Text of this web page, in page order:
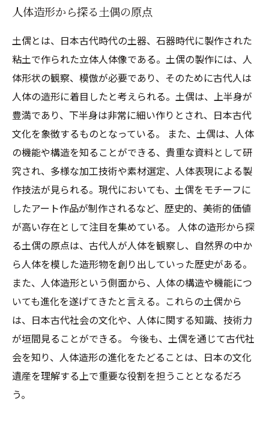
人体造形から探る土偶の原点
土偶とは、日本古代時代の土器、石器時代に製作された
粘土で作られた立体人体像である。土偶の製作には、人
体形状の観察、模倣が必要であり、そのために古代人は
人体の造形に着目したと考えられる。土偶は、上半身が
豊満であり、下半身は非常に細い作りとされ、日本古代
文化を象徴するものとなっている。 また、土偶は、人体
の機能や構造を知ることができる、貴重な資料として研
究され、多様な加工技術や素材選定、人体表現による製
作技法が見られる。現代においても、土偶をモチーフに
したアート作品が制作されるなど、歴史的、美術的価値
が高い存在として注目を集めている。 人体の造形から探
る土偶の原点は、古代人が人体を観察し、自然界の中か
ら人体を模した造形物を創り出していった歴史がある。
また、人体造形という側面から、人体の構造や機能につ
いても進化を遂げてきたと言える。これらの土偶から
は、日本古代社会の文化や、人体に関する知識、技術力
が垣間見ることができる。 今後も、土偶を通じて古代社
会を知り、人体造形の進化をたどることは、日本の文化
遺産を理解する上で重要な役割を担うこととなるだろ
う。